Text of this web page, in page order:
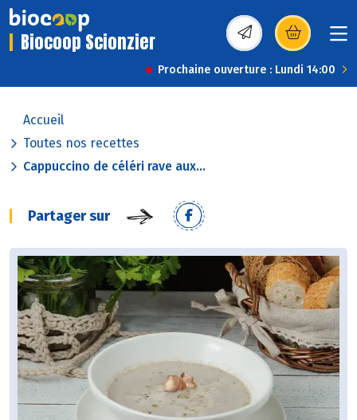
Biocoop Scionzier (s’ouvre dans une
Prochaine ouverture : Lundi 14:00
Accueil
Toutes nos recettes
Cappuccino de céléri rave aux...
Partager sur